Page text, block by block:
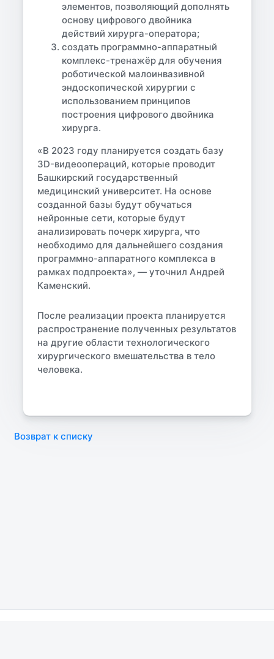
элементов, позволяющий дополнять
основу цифрового двойника
действий хирурга-оператора;
создать программно-аппаратный
комплекс-тренажёр для обучения
роботической малоинвазивной
эндоскопической хирургии с
использованием принципов
построения цифрового двойника
хирурга.
«В 2023 году планируется создать базу
3D-видеоопераций, которые проводит
Башкирский государственный
медицинский университет. На основе
созданной базы будут обучаться
нейронные сети, которые будут
анализировать почерк хирурга, что
необходимо для дальнейшего создания
программно-аппаратного комплекса в
рамках подпроекта», — уточнил Андрей
Каменский.
После реализации проекта планируется
распространение полученных результатов
на другие области технологического
хирургического вмешательства в тело
человека.
Возврат к списку